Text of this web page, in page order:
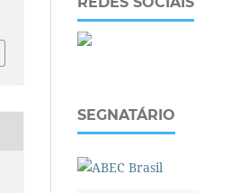
SEGNATÁRIO